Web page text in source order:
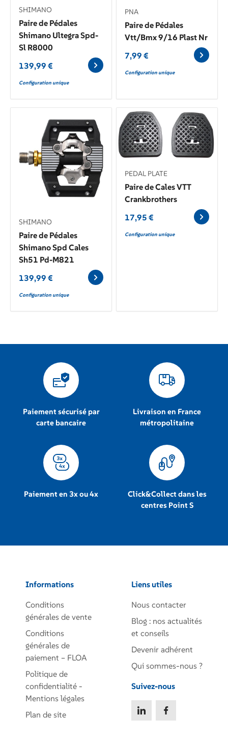
SHIMANO
Paire de Pédales
Shimano Ultegra Spd-
Sl R8000
139,99 €
Configuration unique
PNA
Paire de Pédales
Vtt/Bmx 9/16 Plast Nr
7,99 €
Configuration unique
SHIMANO
Paire de Pédales
Shimano Spd Cales
Sh51 Pd-M821
139,99 €
Configuration unique
PEDAL PLATE
Paire de Cales VTT
Crankbrothers
17,95 €
Configuration unique
Paiement sécurisé par
carte bancaire
Livraison en France
métropolitaine
Paiement en 3x ou 4x
Click&Collect dans les
centres Point S
Informations
Conditions
générales de vente
Conditions
générales de
paiement – FLOA
Politique de
confidentialité -
Mentions légales
Plan de site
Liens utiles
Nous contacter
Blog : nos actualités
et conseils
Devenir adhérent
Qui sommes-nous ?
Suivez-nous